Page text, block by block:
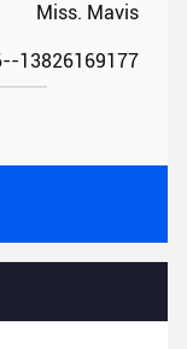
Miss. Mavis
13826169177